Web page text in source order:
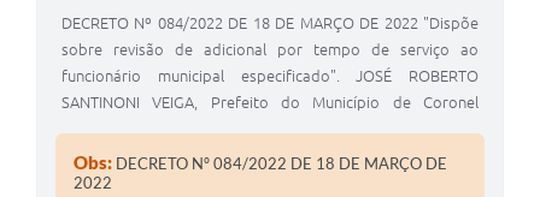
DECRETO Nº 084/2022 DE 18 DE MARÇO DE 2022 "Dispõe
sobre revisão de adicional por tempo de serviço ao
funcionário municipal especificado". JOSÉ ROBERTO
SANTINONI VEIGA, Prefeito do Município de Coronel
legais de seu cargo.
Obs: DECRETO Nº 084/2022 DE 18 DE MARÇO DE
2022